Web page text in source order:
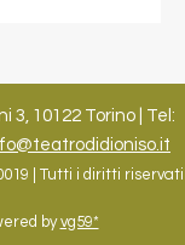
3, 10122 Torino | Tel:
| Tutti i diritti riservati
byvg59*